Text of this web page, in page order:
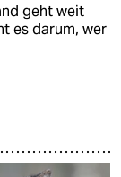
geht weit
es darum, wer